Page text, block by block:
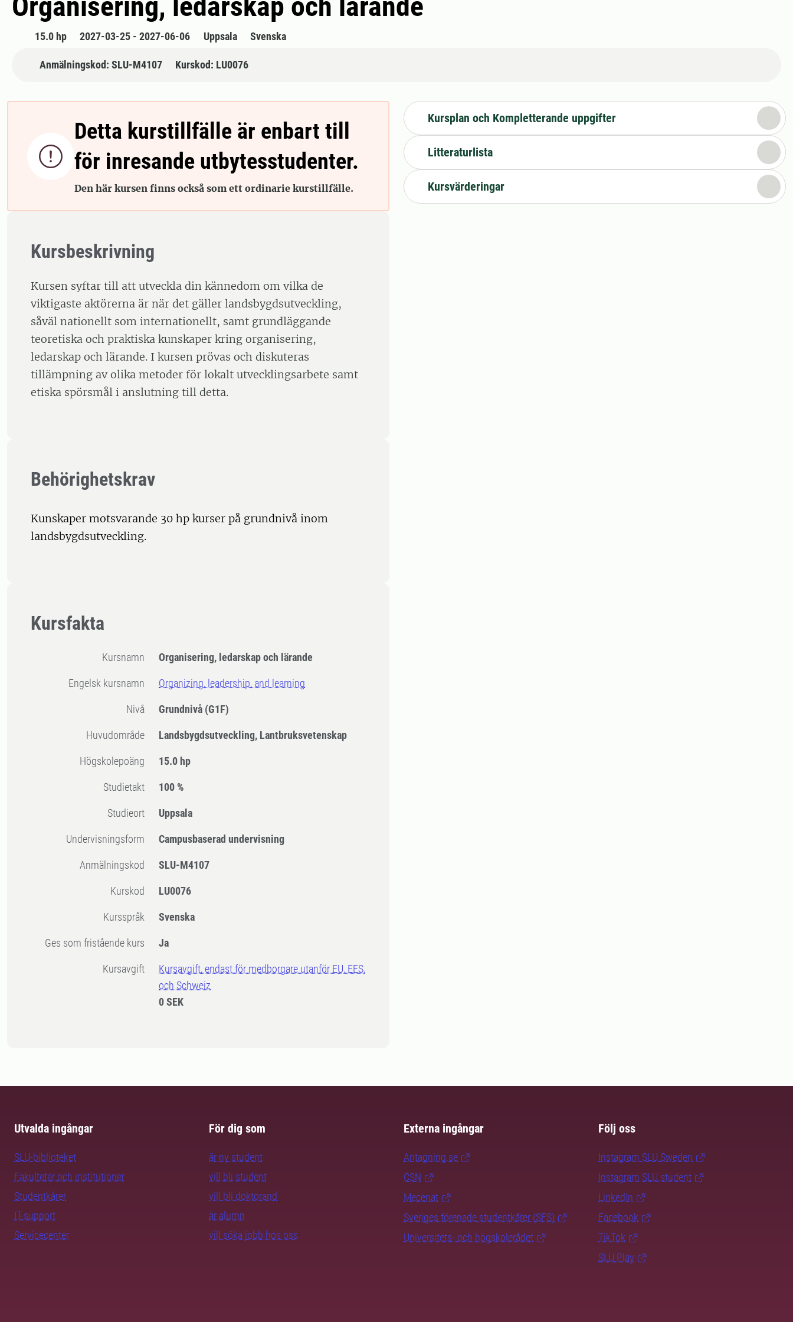
15.0 hp 2027-03-25 - 2027-06-06 Uppsala Svenska
Anmälningskod: SLU-M4107 Kurskod: LU0076

Detta kurstillfälle är enbart till
för inresande utbytesstudenter.
Den här kursen finns också som ett ordinarie kurstillfälle.
Kursbeskrivning
Kursen syftar till att utveckla din kännedom om vilka de
viktigaste aktörerna är när det gäller landsbygdsutveckling,
såväl nationellt som internationellt, samt grundläggande
teoretiska och praktiska kunskaper kring organisering,
ledarskap och lärande. I kursen prövas och diskuteras
tillämpning av olika metoder för lokalt utvecklingsarbete samt
etiska spörsmål i anslutning till detta.
Behörighetskrav
Kunskaper motsvarande 30 hp kurser på grundnivå inom
landsbygdsutveckling.
Kursfakta
Kursnamn Organisering, ledarskap och lärande
Engelsk kursnamn Organizing, leadership, and learning
Nivå Grundnivå (G1F)
Huvudområde Landsbygdsutveckling, Lantbruksvetenskap
högskolepoäng 15.0 hp
Studietakt 100 %
Studieort Uppsala
Undervisningsform Campusbaserad undervisning
Anmälningskod SLU-M4107
Kurskod LU0076
Kursspråk Svenska
Ges som fristående kurs Ja
Kursavgift
Kursavgift, endast för medborgare utanför EU, EES,
och Schweiz
0 SEK
Kursplan och Kompletterande uppgifter
Litteraturlista
Kursvärderingar
Utvalda ingångar
SLU-biblioteket
Fakulteter och institutioner
Studentkårer
IT-support
Servicecenter
För dig som
är ny student
vill bli student
vill bli doktorand
är alumn
vill söka jobb hos oss
Externa ingångar
Antagning.se
CSN
Mecenat
Sveriges förenade studentkårer (SFS)
Universitets- och högskolerådet
Följ oss
Instagram SLU.Sweden
Instagram SLU.student
LinkedIn
Facebook
TikTok
SLU Play